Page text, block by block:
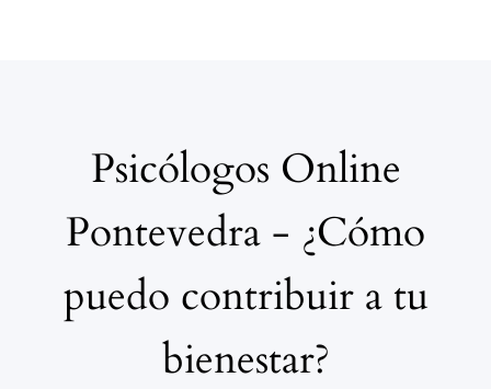
Psicólogos Online
Pontevedra - ¿Cómo
puedo contribuir a tu
bienestar?